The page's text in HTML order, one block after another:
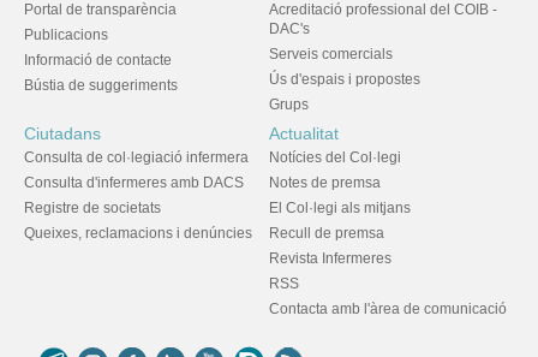
Portal de transparència
Publicacions
Informació de contacte
Bústia de suggeriments
Acreditació professional del COIB -
DAC's
Serveis comercials
Ús d'espais i propostes
Grups
Ciutadans
Consulta de col·legiació infermera
Consulta d'infermeres amb DACS
Registre de societats
Queixes, reclamacions i denúncies
Actualitat
Notícies del Col·legi
Notes de premsa
El Col·legi als mitjans
Recull de premsa
Revista Infermeres
RSS
Contacta amb l'àrea de comunicació